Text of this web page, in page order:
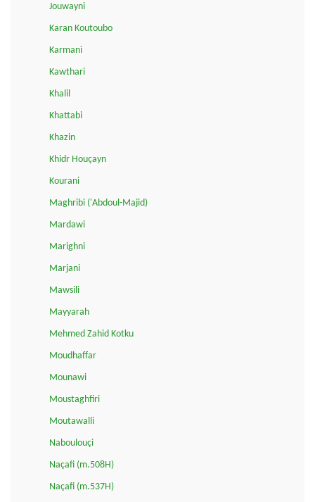
Jouwayni
Karan Koutoubo
Karmani
Kawthari
Khalil
Khattabi
Khazin
Khidr Houçayn
Kourani
Maghribi ('Abdoul-Majid)
Mardawi
Marighni
Marjani
Mawsili
Mayyarah
Mehmed Zahid Kotku
Moudhaffar
Mounawi
Moustaghfiri
Moutawalli
Naboulouçi
Naçafi (m.508H)
Naçafi (m.537H)